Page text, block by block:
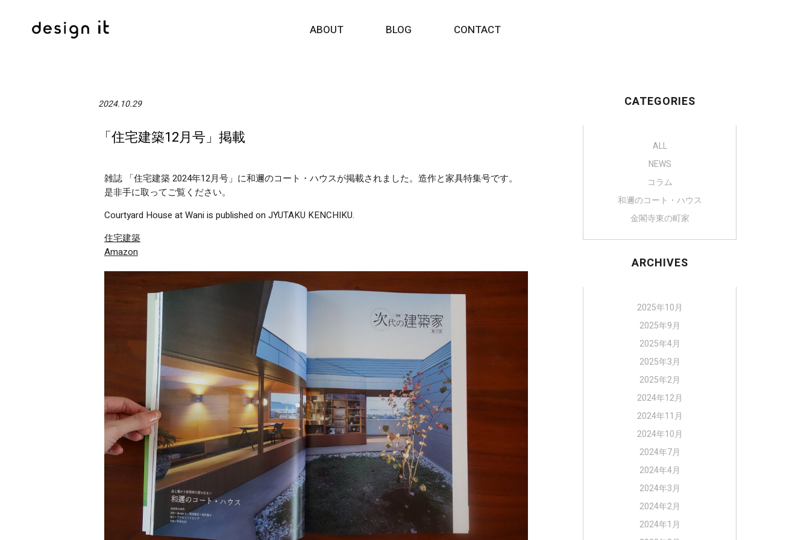
ABOUT BLOG CONTACT
2024.10.29
「住宅建築12月号」掲載
雑誌 「住宅建築 2024年12月号」に和邇のコート・ハウスが掲載されました。造作と家具特集号です。
是非手に取ってご覧ください。
Courtyard House at Wani is published on JYUTAKU KENCHIKU.
住宅建築
Amazon
CATEGORIES
ALL
NEWS
コラム
和邇のコート・ハウス
金閣寺東の町家
ARCHIVES
2025年10月
2025年9月
2025年4月
2025年3月
2025年2月
2024年12月
2024年11月
2024年10月
2024年7月
2024年4月
2024年3月
2024年2月
2024年1月